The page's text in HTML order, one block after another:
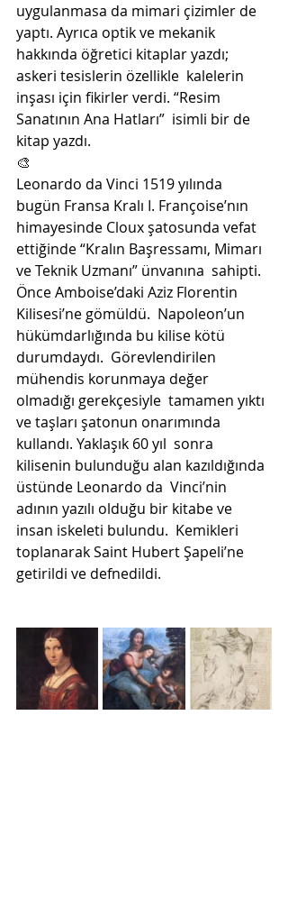
uygulanmasa da mimari çizimler de
yaptı. Ayrıca optik ve mekanik
hakkında öğretici kitaplar yazdı;
askeri tesislerin özellikle  kalelerin
inşası için fikirler verdi. “Resim
Sanatının Ana Hatları”  isimli bir de
kitap yazdı.
🎨
Leonardo da Vinci 1519 yılında
bugün Fransa Kralı I. Françoise’nın
himayesinde Cloux şatosunda vefat
ettiğinde “Kralın Başressamı, Mimarı
ve Teknik Uzmanı” ünvanına  sahipti.
Önce Amboise’daki Aziz Florentin
Kilisesi’ne gömüldü.  Napoleon’un
hükümdarlığında bu kilise kötü
durumdaydı.  Görevlendirilen
mühendis korunmaya değer
olmadığı gerekçesiyle  tamamen yıktı
ve taşları şatonun onarımında
kullandı. Yaklaşık 60 yıl  sonra
kilisenin bulunduğu alan kazıldığında
üstünde Leonardo da  Vinci’nin
adının yazılı olduğu bir kitabe ve
insan iskeleti bulundu.  Kemikleri
toplanarak Saint Hubert Şapeli’ne
getirildi ve defnedildi.